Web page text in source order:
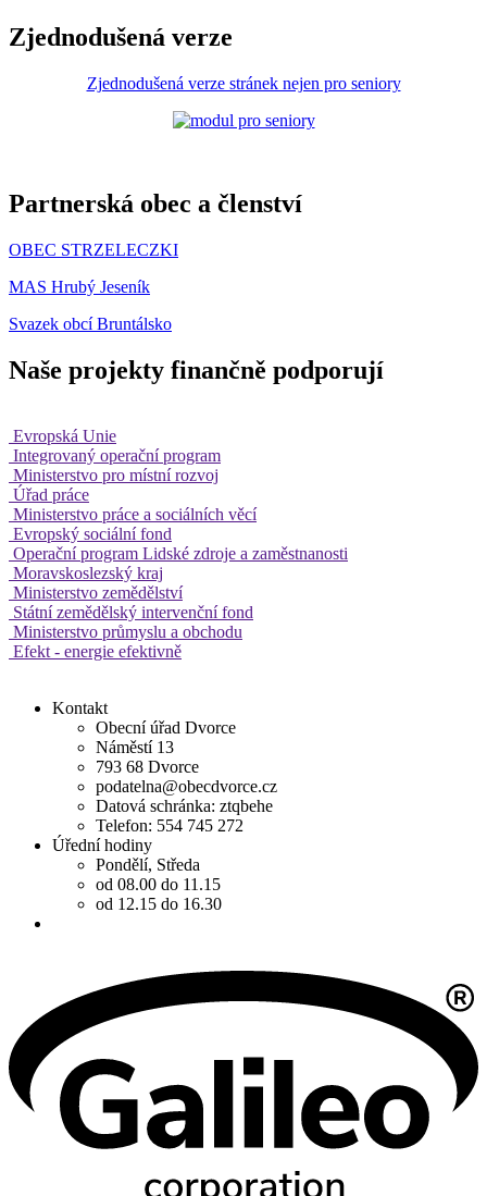
Zjednodušená verze
Zjednodušená verze stránek nejen pro seniory
Partnerská obec a členství
OBEC STRZELECZKI
MAS Hrubý Jeseník
Svazek obcí Bruntálsko
Naše projekty finančně podporují
Evropská Unie
Integrovaný operační program
Ministerstvo pro místní rozvoj
Úřad práce
Ministerstvo práce a sociálních věcí
Evropský sociální fond
Operační program Lidské zdroje a zaměstnanosti
Moravskoslezský kraj
Ministerstvo zemědělství
Státní zemědělský intervenční fond
Ministerstvo průmyslu a obchodu
Efekt - energie efektivně
Kontakt
Obecní úřad Dvorce
Náměstí 13
793 68 Dvorce
podatelna@obecdvorce.cz
Datová schránka: ztqbehe
Telefon: 554 745 272
Úřední hodiny
Pondělí, Středa
od 08.00 do 11.15
od 12.15 do 16.30